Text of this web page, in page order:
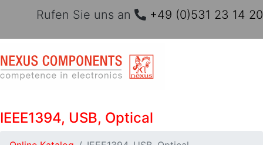
Rufen Sie uns an +49 (0)531 23 14 20
IEEE1394, USB, Optical